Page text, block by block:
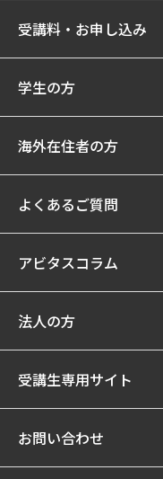
受講料・お申し込み
学生の方
海外在住者の方
よくあるご質問
アビタスコラム
法人の方
受講生専用サイト
お問い合わせ